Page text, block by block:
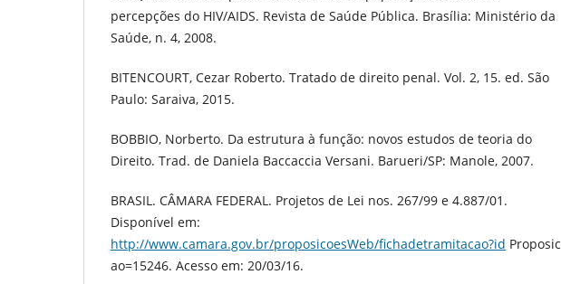
percepções do HIV/AIDS. Revista de Saúde Pública. Brasília: Ministério da
Saúde, n. 4, 2008.
BITENCOURT, Cezar Roberto. Tratado de direito penal. Vol. 2, 15. ed. São
Paulo: Saraiva, 2015.
BOBBIO, Norberto. Da estrutura à função: novos estudos de teoria do
Direito. Trad. de Daniela Baccaccia Versani. Barueri/SP: Manole, 2007.
BRASIL. CÂMARA FEDERAL. Projetos de Lei nos. 267/99 e 4.887/01.
Disponível em:
http://www.camara.gov.br/proposicoesWeb/fichadetramitacao?id Proposic
ao=15246. Acesso em: 20/03/16.